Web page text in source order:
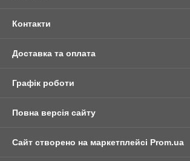
Контакти
Доставка та оплата
Графік роботи
Повна версія сайту
Сайт створено на маркетплейсі Prom.ua